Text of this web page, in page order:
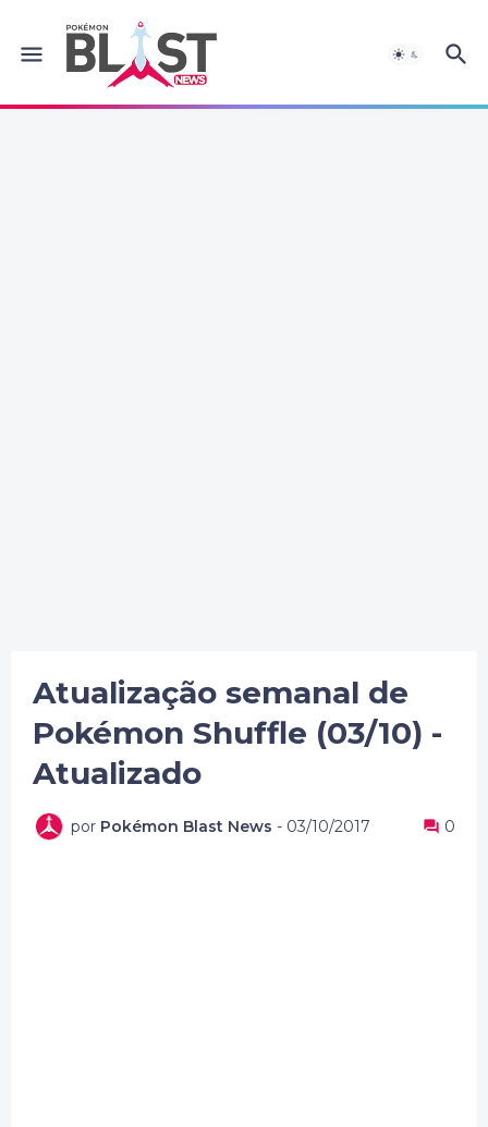
Atualização semanal de
Pokémon Shuffle (03/10) -
Atualizado
por Pokémon Blast News - 03/10/2017 0